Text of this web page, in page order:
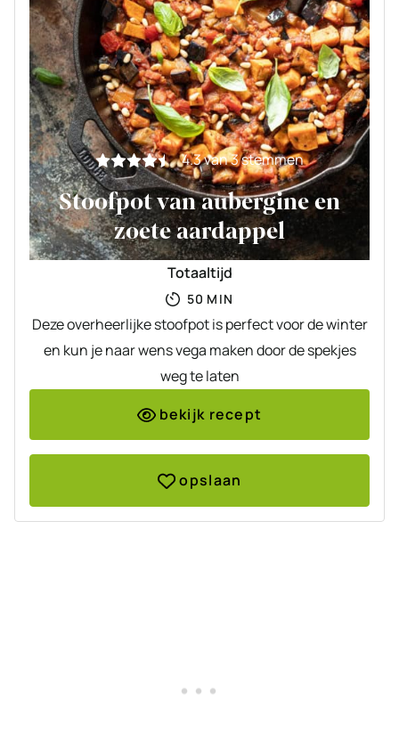
4.3van3stemmen
Stoofpot van aubergine en
zoete aardappel
Totaaltijd
50 MINUTEN
MIN
Deze overheerlijke stoofpot is perfect voor de winter
en kun je naar wens vega maken door de spekjes
weg te laten
bekijk recept
opslaan